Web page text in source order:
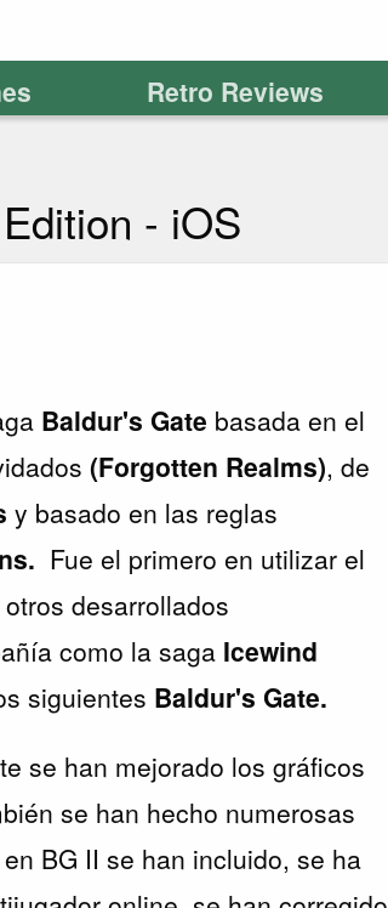
Retro Reviews
- iOS
Baldur's Gate basada en el
(Forgotten Realms), de
y basado en las reglas
Fue el primero en utilizar el
desarrollados
como la saga Icewind
siguientes Baldur's Gate.
se han mejorado los gráficos
se han hecho numerosas
BG II se han incluido, se ha